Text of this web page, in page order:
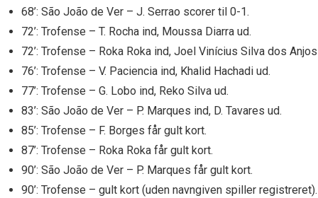
68’: São João de Ver – J. Serrao scorer til 0-1.
72’: Trofense – T. Rocha ind, Moussa Diarra ud.
72’: Trofense – Roka Roka ind, Joel Vinícius Silva dos
76’: Trofense – V. Paciencia ind, Khalid Hachadi ud.
77’: Trofense – G. Lobo ind, Reko Silva ud.
83’: São João de Ver – P. Marques ind, D. Tavares ud.
85’: Trofense – F. Borges får gult kort.
87’: Trofense – Roka Roka får gult kort.
90’: São João de Ver – P. Marques får gult kort.
90’: Trofense – gult kort (uden navngiven spiller registreret).